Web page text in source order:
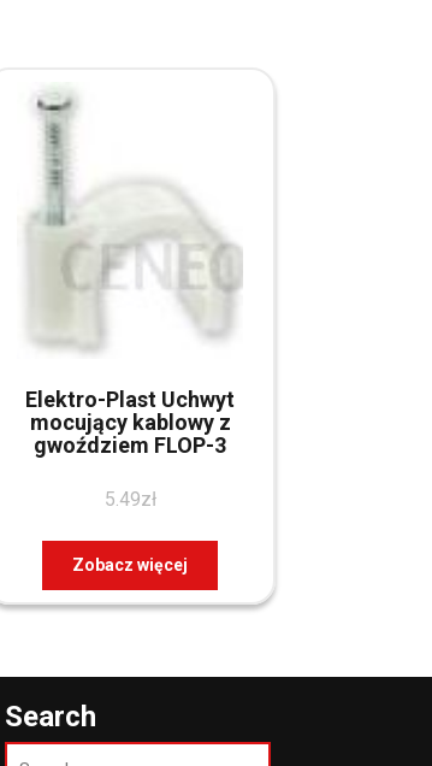
Elektro-Plast Uchwyt
mocujący kablowy z
gwoździem FLOP-3
5.49zł
Zobacz więcej
Search